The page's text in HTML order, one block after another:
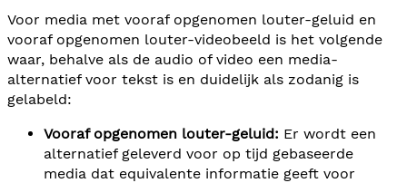
Voor media met vooraf opgenomen louter-geluid en
vooraf opgenomen louter-videobeeld is het volgende
waar, behalve als de audio of video een media-
alternatief voor tekst is en duidelijk als zodanig is
gelabeld:
Vooraf opgenomen louter-geluid: Er wordt een
alternatief geleverd voor op tijd gebaseerde
media dat equivalente informatie geeft voor